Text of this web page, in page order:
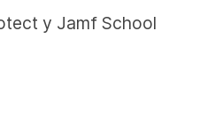
y Jamf School